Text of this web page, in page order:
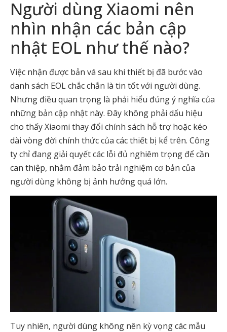
Người dùng Xiaomi nên
nhìn nhận các bản cập
nhật EOL như thế nào?
Việc nhận được bản vá sau khi thiết bị đã bước vào
danh sách EOL chắc chắn là tin tốt với người dùng.
Nhưng điều quan trọng là phải hiểu đúng ý nghĩa của
những bản cập nhật này. Đây không phải dấu hiệu
cho thấy Xiaomi thay đổi chính sách hỗ trợ hoặc kéo
dài vòng đời chính thức của các thiết bị kể trên. Công
ty chỉ đang giải quyết các lỗi đủ nghiêm trọng để cần
can thiệp, nhằm đảm bảo trải nghiệm cơ bản của
người dùng không bị ảnh hưởng quá lớn.
Tuy nhiên, người dùng không nên kỳ vọng các mẫu